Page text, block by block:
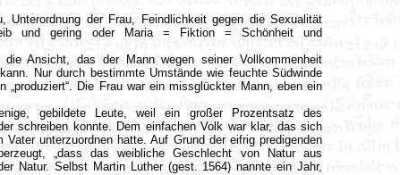
Unterordnung der Frau, Feindlichkeit gegen die Sexualität
und gering oder Maria = Fiktion = Schönheit und
Ansicht, das der Mann wegen seiner Vollkommenheit
Nur durch bestimmte Umstände wie feuchte Südwinde
„produziert“. Die Frau war ein missglückter Mann, eben ein
gebildete Leute, weil ein großer Prozentsatz des
schreiben konnte. Dem einfachen Volk war klar, das sich
unterzuordnen hatte. Auf Grund der eifrig predigenden
„dass das weibliche Geschlecht von Natur aus
Natur.Selbst Martin Luther (gest. 1564) nannte ein Jahr,